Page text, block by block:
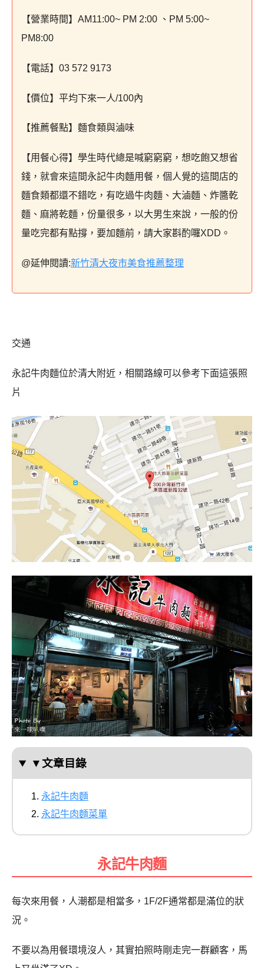
【營業時間】 AM11:00~ PM 2:00 、 PM 5:00~
PM8:00
【電話】 03 572 9173
【價位】平均下來一人/100內
【推薦餐點】麵食類與滷味
【用餐心得】學生時代總是喊窮窮窮，想吃飽又想省
錢，就會來這間永記牛肉麵用餐，個人覺的這間店的
麵食類都還不錯吃，有吃過牛肉麵、大滷麵、炸醬乾
麵、麻將乾麵，份量很多，以大男生來說，一般的份
量吃完都有點撐，要加麵前，請大家斟酌囉XDD。
@延伸閱讀:新竹清大夜市美食推薦整理
交通
永記牛肉麵位於清大附近，相關路線可以參考下面這張照
片
▼文章目錄
永記牛肉麵
永記牛肉麵菜單
永記牛肉麵
每次來用餐，人潮都是相當多，1F/2F通常都是滿位的狀
況。
不要以為用餐環境沒人，其實拍照時剛走完一群顧客，馬